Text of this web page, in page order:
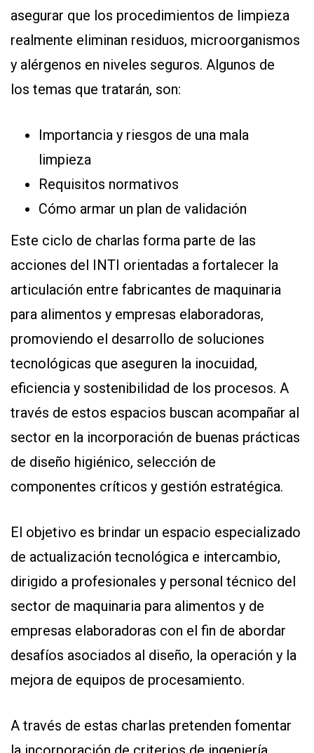
asegurar que los procedimientos de limpieza
realmente eliminan residuos, microorganismos
y alérgenos en niveles seguros. Algunos de
los temas que tratarán, son:
Importancia y riesgos de una mala
limpieza
Requisitos normativos
Cómo armar un plan de validación
Este ciclo de charlas forma parte de las
acciones del INTI orientadas a fortalecer la
articulación entre fabricantes de maquinaria
para alimentos y empresas elaboradoras,
promoviendo el desarrollo de soluciones
tecnológicas que aseguren la inocuidad,
eficiencia y sostenibilidad de los procesos. A
través de estos espacios buscan acompañar al
sector en la incorporación de buenas prácticas
de diseño higiénico, selección de
componentes críticos y gestión estratégica.
El objetivo es brindar un espacio especializado
de actualización tecnológica e intercambio,
dirigido a profesionales y personal técnico del
sector de maquinaria para alimentos y de
empresas elaboradoras con el fin de abordar
desafíos asociados al diseño, la operación y la
mejora de equipos de procesamiento.
A través de estas charlas pretenden fomentar